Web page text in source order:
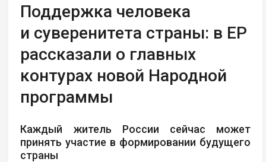
Поддержка человека
и суверенитета страны: в ЕР
рассказали о главных
контурах новой Народной
программы
Каждый житель России сейчас может
принять участие в формировании будущего
страны